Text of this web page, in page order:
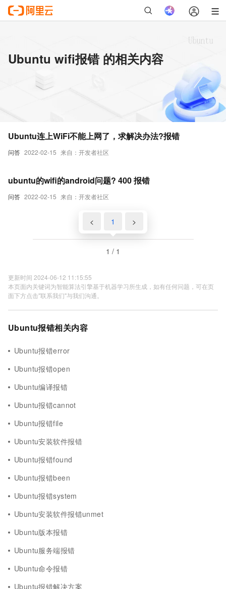
Ubuntu wifi报错 的相关内容
问答 2022-02-15 来自：开发者社区
Ubuntu连上WiFi不能上网了，求解决办法?报错
问答 2022-02-15 来自：开发者社区
ubuntu的wifi的android问题? 400 报错
< 1 >
1 / 1
更新时间 2024-06-12 11:15:55
本页面内关键词为智能算法引擎基于机器学习所生成，如有任何问题，可在页
面下方点击"联系我们"与我们沟通。
Ubuntu报错相关内容
Ubuntu报错error
Ubuntu报错open
Ubuntu编译报错
Ubuntu报错cannot
Ubuntu报错file
Ubuntu安装软件报错
Ubuntu报错found
Ubuntu报错been
Ubuntu报错system
Ubuntu安装软件报错unmet
Ubuntu版本报错
Ubuntu服务端报错
Ubuntu命令报错
Ubuntu报错解决方案